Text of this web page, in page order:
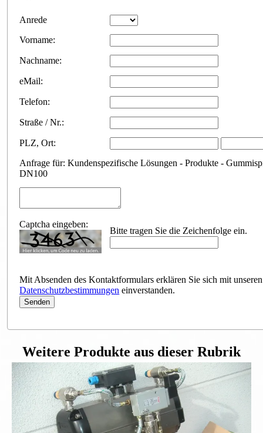
Anrede
Vorname:
Nachname:
eMail:
Telefon:
Straße / Nr.:
PLZ,Ort:
Anfrage für: Kundenspezifische Lösungen - Produkte -
DN100
Captcha eingeben:
Bitte tragen Sie die Zeichenfolge ein.
Mit Absenden des Kontaktformulars erklären Sie sich mit unseren
Datenschutzbestimmungen einverstanden.
Anfrageformular
Weitere Produkte aus dieser Rubrik
Flanschkugelhahn DN100